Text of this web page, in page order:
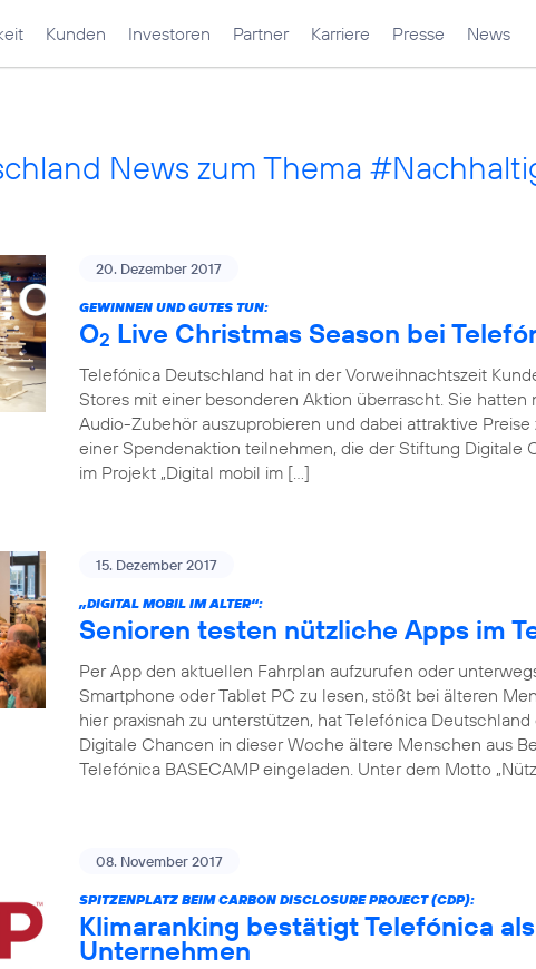
Kunden Investoren Partner Karriere Presse News
News zum Thema
20. Dezember 2017
GEWINNEN UND GUTES TUN:
O2 Live Christmas Season bei
Telefónica Deutschland hat in der Vorweihnachtszeit
Stores mit einer besonderen Aktion überrascht. Sie
Audio-Zubehör auszuprobieren und dabei attraktive
einer Spendenaktion teilnehmen, die der Stiftung Digitale
im Projekt „Digital mobil im […]
15. Dezember 2017
„DIGITAL MOBIL IM ALTER“:
Senioren testen nützliche Apps im
Per App den aktuellen Fahrplan aufzurufen oder
Smartphone oder Tablet PC zu lesen, stößt bei älteren
hier praxisnah zu unterstützen, hat Telefónica
Digitale Chancen in dieser Woche ältere Menschen aus
Telefónica BASECAMP eingeladen. Unter dem Motto
08. November 2017
SPITZENPLATZ BEIM CARBON DISCLOSURE PROJECT (CDP):
Klimaranking bestätigt Telefónica
Unternehmen